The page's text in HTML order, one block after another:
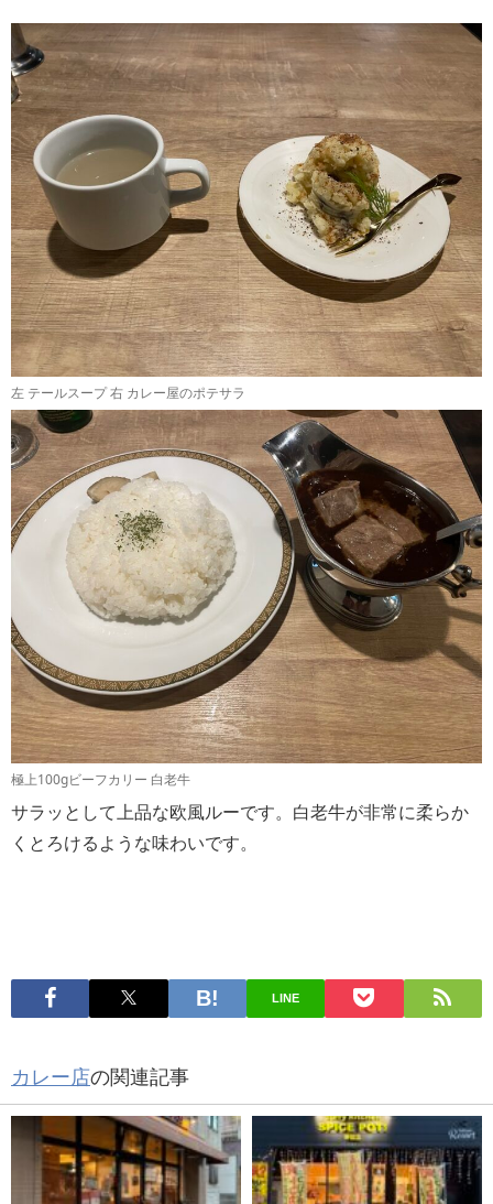
左 テールスープ 右 カレー屋のポテサラ
極上100gビーフカリー 白老牛
サラッとして上品な欧風ルーです。白老牛が非常に柔らか
くとろけるような味わいです。
LINE
カレー店の関連記事